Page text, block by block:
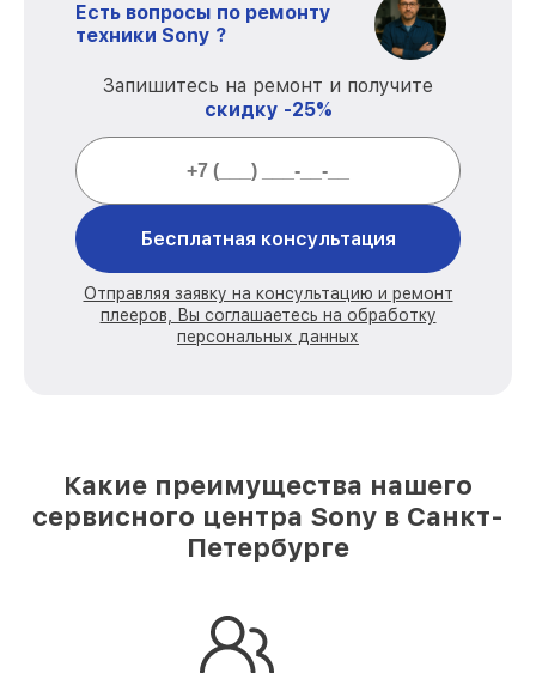
Есть вопросы по ремонту
техники Sony ?
Запишитесь на ремонт и получите
скидку -25%
Бесплатная консультация
Отправляя заявку на консультацию и ремонт
плееров, Вы соглашаетесь на обработку
персональных данных
Какие преимущества нашего
сервисного центра Sony в Санкт-
Петербурге